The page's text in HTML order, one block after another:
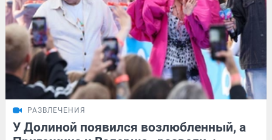
РАЗВЛЕЧЕНИЯ
У Долиной появился возлюбленный, а